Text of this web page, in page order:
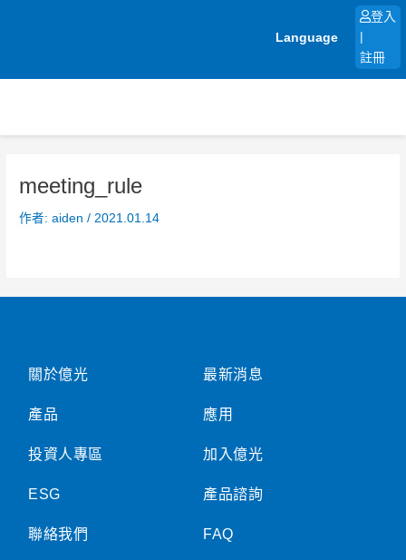
Language
登入
註冊
meeting_rule
作者:aiden/ 2021.01.14
關於億光
產品
投資人專區
ESG
聯絡我們
最新消息
應用
加入億光
產品諮詢
FAQ